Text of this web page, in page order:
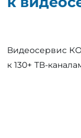
Видеосервис
к 130+ ТВ-